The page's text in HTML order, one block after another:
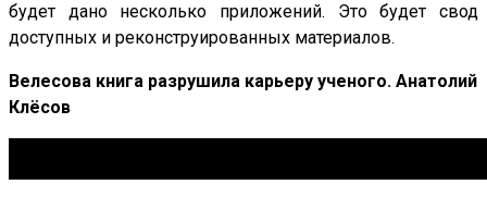
будет дано несколько приложений. Это будет свод
доступных и реконструированных материалов.
Велесова книга разрушила карьеру ученого. Анатолий
Клёсов